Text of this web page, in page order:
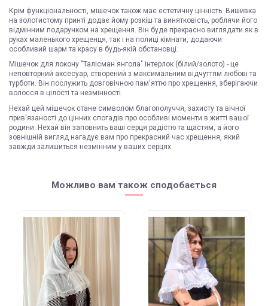
Крім функціональності, мішечок також має естетичну цінність. Вишивка
на золотистому принті додає йому розкіш та винятковість, роблячи його
відмінним подарунком на хрещення. Він буде прекрасно виглядати як в
руках маленького хрещенця, так і на полиці кімнати, додаючи
особливий шарм та красу в будь-якій обстановці.
Мішечок для локону "Талісман янгола" інтерлок (білий/золото) - це
неповторний аксесуар, створений з максимальним відчуттям любові та
турботи. Він послужить довговічною пам'яттю про хрещення, зберігаючи
волосся в цілості та незмінності.
Нехай цей мішечок стане символом благополуччя, захисту та вічної
прив'язаності до цінних спогадів про особливі моменти в житті вашої
родини. Нехай він заповнить ваші серця радістю та щастям, а його
зовнішній вигляд нагадує вам про прекрасний час хрещення, який
завжди залишиться незмінним у ваших серцях.
Країна реєстрації ТМ
Можливість самовивозу
Доставка по Україні
Бренд
Під час оформлення замовлення оберіть потрібний варіант
ЧИ Є БЕЗКОШТОВНА ДОСТАВКА?
Безкоштовна доставка по Україні можлива виключно у відділення ТК
"Нова Пошта"для 100% передоплачених замовлень від 7500 грн(не
розповсюджується на післяплату та адресну доставку)
ЯКІ ВАРІАНТИ ОПЛАТИ? ЧИ Є "ПАКУНОК МАЛЮКА"?
Доступні варіанти:
- оплата за реквізитами IBAN на розрахунковий рахунок ФОП
Якщо у вашому замовленні було вкладено подарунок, то у випадку
повернений товар
Пунктом 9.5. Оферти встановлено, що обміну та/або поверненню НЕ
ПІДЛЯГАЮТЬ наступні категоріі товарів Продавця:
- аксесуари для дитячих візочків та автокрісел, в тому числі: козирки,
матрасики, вкладиші, простинки та подушки;
- корсетні товари;
Можливо вам також сподобається